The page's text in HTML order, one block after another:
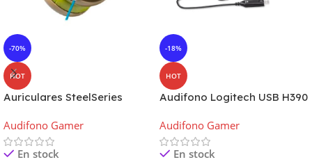
-70%
HOT
Auriculares SteelSeries
Audifono Gamer
En stock
-18%
HOT
Audifono Logitech USB H390
Audifono Gamer
En stock